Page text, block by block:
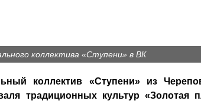
коллектива «Ступени» в ВК
коллектив «Ступени» из
традиционных культур «Золотая